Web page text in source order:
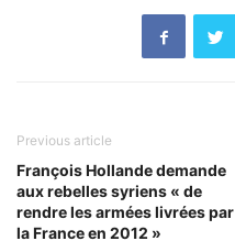
Previous article
François Hollande demande
aux rebelles syriens « de
rendre les armées livrées par
la France en 2012 »